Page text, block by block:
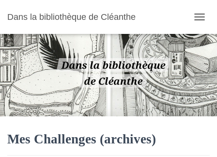
Dans la bibliothèque de Cléanthe
U
V
I
R
/
F
E
R
M
Mes Challenges (archives)